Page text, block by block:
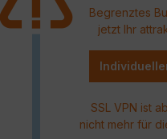
Begrenztes
jetzt Ihr
SSL VPN ist
nicht mehr für